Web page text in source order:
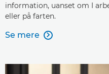
information, uanset om I
eller på farten.
Se mere 